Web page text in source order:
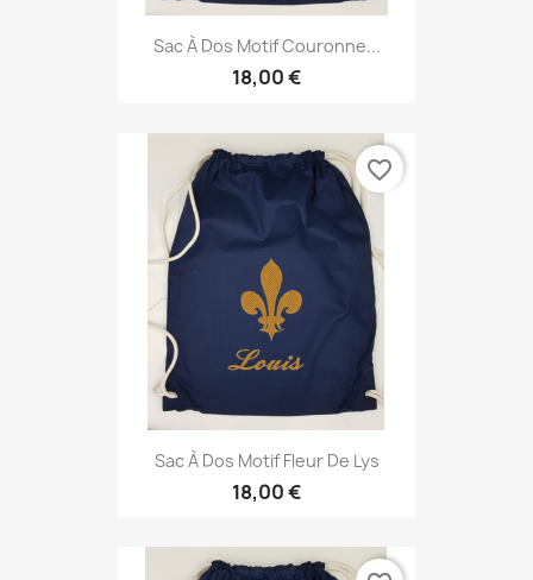
Sac À Dos Motif Couronne...
18,00 €
Sac À Dos Motif Fleur De Lys
18,00 €
favorite_border